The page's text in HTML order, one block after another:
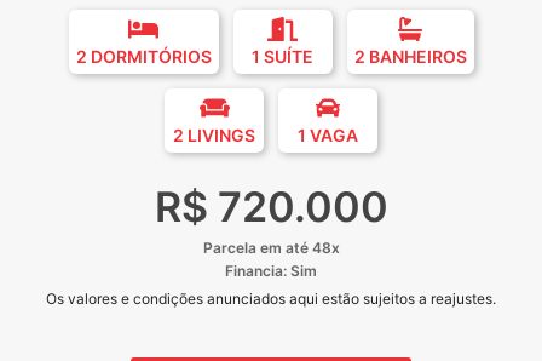
2 DORMITÓRIOS 1 SUÍTE 2 BANHEIROS
2 LIVINGS 1 VAGA
R$ 720.000
Parcela em até 48x
Financia: Sim
Os valores e condições anunciados aqui estão sujeitos a reajustes.